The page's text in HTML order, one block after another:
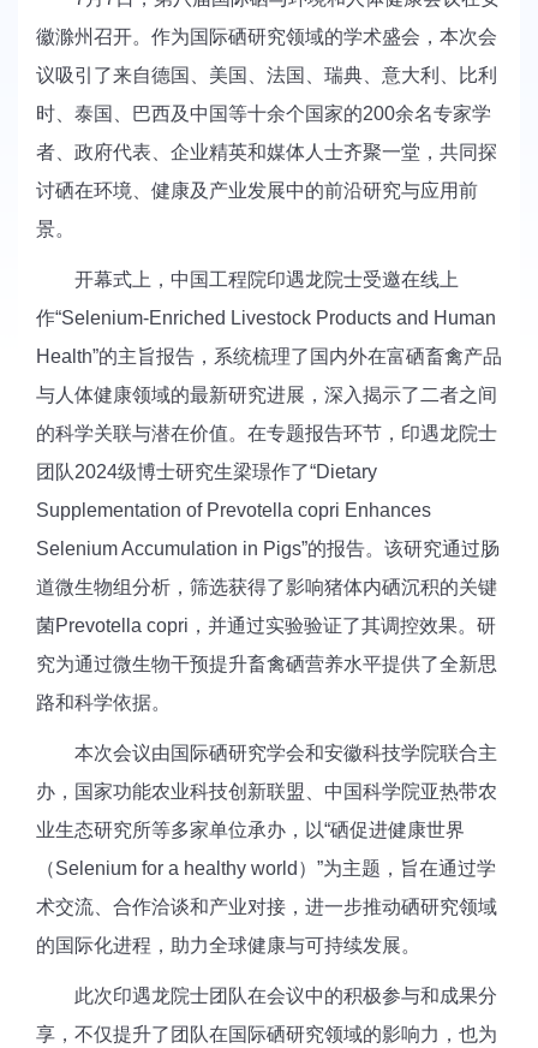
徽滁州召开。作为国际硒研究领域的学术盛会，本次会
议吸引了来自德国、美国、法国、瑞典、意大利、比利
时、泰国、巴西及中国等十余个国家的200余名专家学
者、政府代表、企业精英和媒体人士齐聚一堂，共同探
讨硒在环境、健康及产业发展中的前沿研究与应用前
景。
开幕式上，中国工程院印遇龙院士受邀在线上
作“Selenium-Enriched Livestock Products and Human
Health”的主旨报告，系统梳理了国内外在富硒畜禽产品
与人体健康领域的最新研究进展，深入揭示了二者之间
的科学关联与潜在价值。在专题报告环节，印遇龙院士
团队2024级博士研究生梁璟作了“Dietary
Supplementation of Prevotella copri Enhances
Selenium Accumulation in Pigs”的报告。该研究通过肠
道微生物组分析，筛选获得了影响猪体内硒沉积的关键
菌Prevotella copri，并通过实验验证了其调控效果。研
究为通过微生物干预提升畜禽硒营养水平提供了全新思
路和科学依据。
本次会议由国际硒研究学会和安徽科技学院联合主
办，国家功能农业科技创新联盟、中国科学院亚热带农
业生态研究所等多家单位承办，以“硒促进健康世界
（Selenium for a healthy world）”为主题，旨在通过学
术交流、合作洽谈和产业对接，进一步推动硒研究领域
的国际化进程，助力全球健康与可持续发展。
此次印遇龙院士团队在会议中的积极参与和成果分
享，不仅提升了团队在国际硒研究领域的影响力，也为